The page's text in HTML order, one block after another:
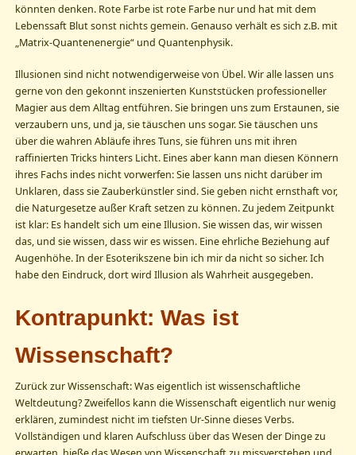
könnten denken. Rote Farbe ist rote Farbe nur und hat mit dem
Lebenssaft Blut sonst nichts gemein. Genauso verhält es sich z.B. mit
„Matrix-Quantenenergie“ und Quantenphysik.
Illusionen sind nicht notwendigerweise von Übel. Wir alle lassen uns
gerne von den gekonnt inszenierten Kunststücken professioneller
Magier aus dem Alltag entführen. Sie bringen uns zum Erstaunen, sie
verzaubern uns, und ja, sie täuschen uns sogar. Sie täuschen uns
über die wahren Abläufe ihres Tuns, sie führen uns mit ihren
raffinierten Tricks hinters Licht. Eines aber kann man diesen Könnern
ihres Fachs indes nicht vorwerfen: Sie lassen uns nicht darüber im
Unklaren, dass sie Zauberkünstler sind. Sie geben nicht ernsthaft vor,
die Naturgesetze außer Kraft setzen zu können. Zu jedem Zeitpunkt
ist klar: Es handelt sich um eine Illusion. Sie wissen das, wir wissen
das, und sie wissen, dass wir es wissen. Eine ehrliche Beziehung auf
Augenhöhe. In der Esoterikszene bin ich mir da nicht so sicher. Ich
habe den Eindruck, dort wird Illusion als Wahrheit ausgegeben.
Kontrapunkt: Was ist
Wissenschaft?
Zurück zur Wissenschaft: Was eigentlich ist wissenschaftliche
Weltdeutung? Zweifellos kann die Wissenschaft eigentlich nur wenig
erklären, zumindest nicht im tiefsten Ur-Sinne dieses Verbs.
Vollständigen und klaren Aufschluss über das Wesen der Dinge zu